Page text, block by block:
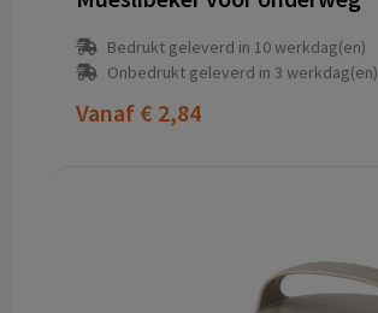
Bedrukt geleverd in 10 werkdag(en)
Onbedrukt geleverd in 3 werkdag(en)
Vanaf € 2,84